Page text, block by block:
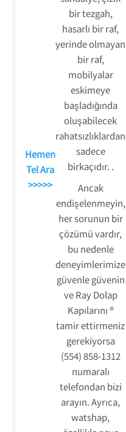
Hemen
Tel Ara
>>>>>
bir tezgah,
hasarlı bir raf,
yerinde olmayan
bir raf,
mobilyalar
eskimeye
başladığında
oluşabilecek
rahatsızlıklardan
sadece
birkaçıdır. .
Ancak
endişelenmeyin,
her sorunun bir
çözümü vardır,
bu nedenle
deneyimlerimize
güvenle güvenin
ve Ray Dolap
Kapılarını ®
tamir ettirmeniz
gerekiyorsa
(554) 858-1312
numaralı
telefondan bizi
arayın. Ayrıca,
watshap,